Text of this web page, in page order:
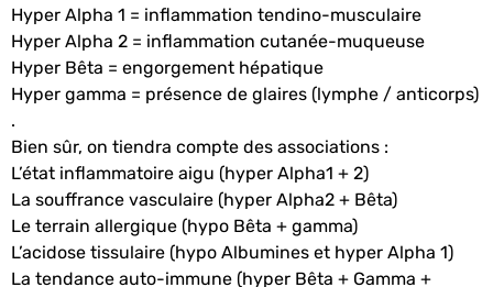
Hyper Alpha 1 = inflammation tendino-musculaire
Hyper Alpha 2 = inflammation cutanée-muqueuse
Hyper Bêta = engorgement hépatique
Hyper gamma = présence de glaires (lymphe / anticorps)
.
Bien sûr, on tiendra compte des associations :
L’état inflammatoire aigu (hyper Alpha1 + 2)
La souffrance vasculaire (hyper Alpha2 + Bêta)
Le terrain allergique (hypo Bêta + gamma)
L’acidose tissulaire (hypo Albumines et hyper Alpha 1)
La tendance auto-immune (hyper Bêta + Gamma +